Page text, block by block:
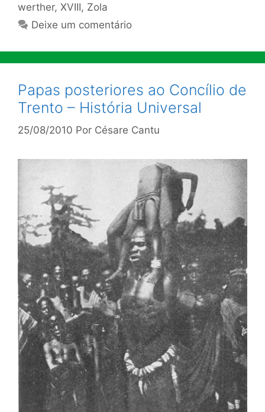
werther, XVIII, Zola
Deixe um comentário
Papas posteriores ao Concílio de
Trento – História Universal
25/08/2010 Por Césare Cantu